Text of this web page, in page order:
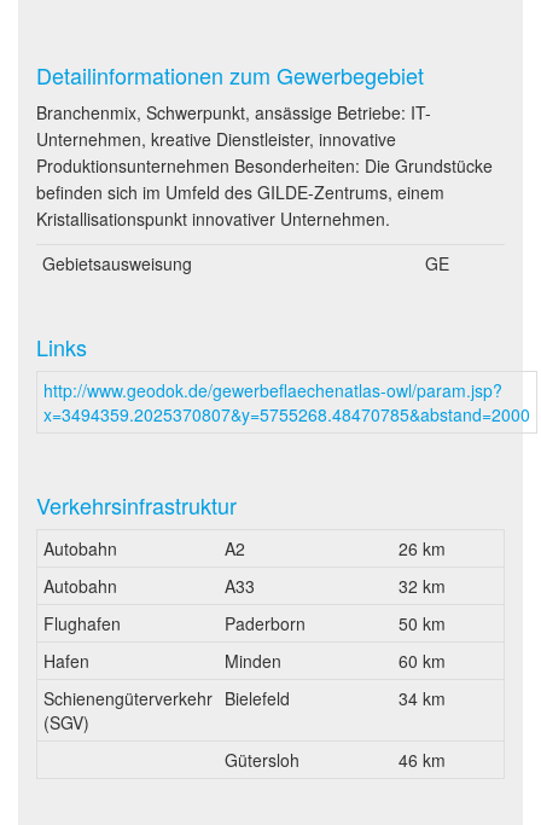
Detailinformationen zum Gewerbegebiet
Branchenmix, Schwerpunkt, ansässige Betriebe: IT-
Unternehmen, kreative Dienstleister, innovative
Produktionsunternehmen Besonderheiten: Die Grundstücke
befinden sich im Umfeld des GILDE-Zentrums, einem
Kristallisationspunkt innovativer Unternehmen.
Gebietsausweisung
GE
Links
http://www.geodok.de/gewerbeflaechenatlas-owl/param.jsp?
x=3494359.2025370807&y=5755268.48470785&abstand=2000
Verkehrsinfrastruktur
Autobahn A2
26 km
Autobahn
A33
32 km
Flughafen
Paderborn
50 km
Hafen
Minden
60 km
Schienengüterverkehr
(SGV)
Bielefeld 34 km
Gütersloh 46 km